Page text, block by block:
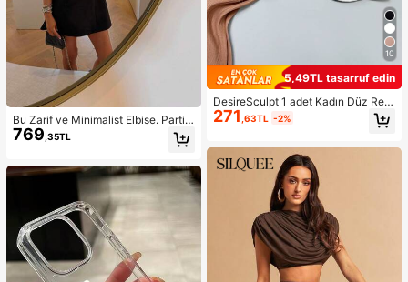
Bu Zarif ve Minimalist Elbise. Parti
Siyah Yaz
769 ,35TL
10
5,49TL tasarruf edin
DesireSculpt 1 adet Kadın Düz Ren
k Rahat Dikişsiz Telsiz Bandeau Sü
tyen
271 ,63TL -2%